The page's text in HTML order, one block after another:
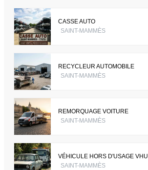
CASSE AUTO
SAINT-MAMMÈS
RECYCLEUR AUTOMOBILE
SAINT-MAMMÈS
REMORQUAGE VOITURE
SAINT-MAMMÈS
VÉHICULE HORS D'USAGE VHU
SAINT-MAMMÈS